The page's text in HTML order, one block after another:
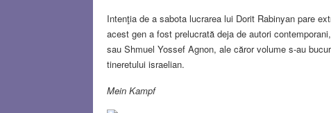
Intenţia de a sabota lucrarea lui Dorit Rabinyan pare
acest gen a fost prelucrată deja de autori
sau Shmuel Yossef Agnon, ale căror volume s-au
tineretului israelian.
Mein Kampf